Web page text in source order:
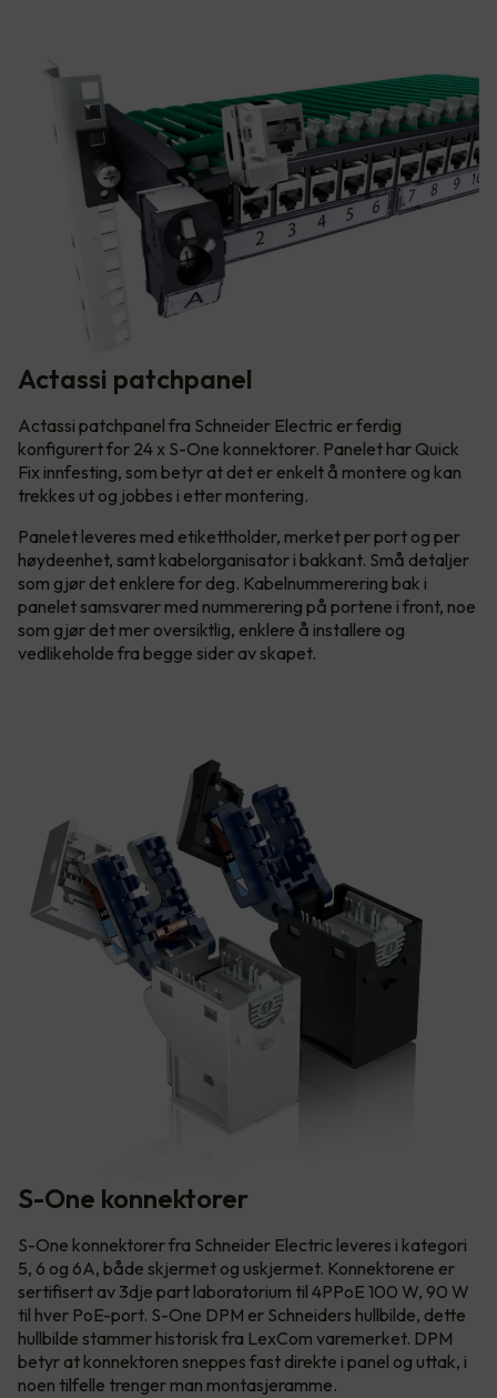
Actassi patchpanel
Actassi patchpanel fra Schneider Electric er ferdig
konfigurert for 24 x S-One konnektorer. Panelet har Quick
Fix innfesting, som betyr at det er enkelt å montere og kan
trekkes ut og jobbes i etter montering.
Panelet leveres med etikettholder, merket per port og per
høydeenhet, samt kabelorganisator i bakkant. Små detaljer
som gjør det enklere for deg. Kabelnummerering bak i
panelet samsvarer med nummerering på portene i front, noe
som gjør det mer oversiktlig, enklere å installere og
vedlikeholde fra begge sider av skapet.
S-One konnektorer
S-One konnektorer fra Schneider Electric leveres i kategori
5, 6 og 6A, både skjermet og uskjermet. Konnektorene er
sertifisert av 3dje part laboratorium til 4PPoE 100 W, 90 W
til hver PoE-port. S-One DPM er Schneiders hullbilde, dette
hullbilde stammer historisk fra LexCom varemerket. DPM
betyr at konnektoren sneppes fast direkte i panel og uttak, i
noen tilfelle trenger man montasjeramme.